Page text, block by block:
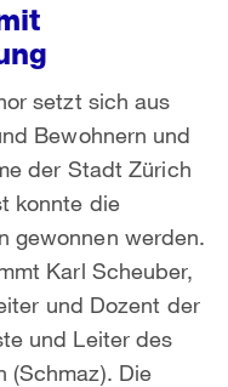
setzt sich aus
Bewohnern und
der Stadt Zürich
konnte die
gewonnen werden.
Karl Scheuber,
und Dozent der
und Leiter des
(Schmaz). Die